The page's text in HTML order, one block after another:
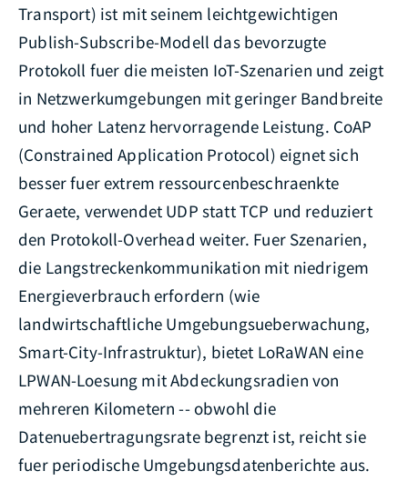
Transport) ist mit seinem leichtgewichtigen
Publish-Subscribe-Modell das bevorzugte
Protokoll fuer die meisten IoT-Szenarien und zeigt
in Netzwerkumgebungen mit geringer Bandbreite
und hoher Latenz hervorragende Leistung. CoAP
(Constrained Application Protocol) eignet sich
besser fuer extrem ressourcenbeschraenkte
Geraete, verwendet UDP statt TCP und reduziert
den Protokoll-Overhead weiter. Fuer Szenarien,
die Langstreckenkommunikation mit niedrigem
Energieverbrauch erfordern (wie
landwirtschaftliche Umgebungsueberwachung,
Smart-City-Infrastruktur), bietet LoRaWAN eine
LPWAN-Loesung mit Abdeckungsradien von
mehreren Kilometern -- obwohl die
Datenuebertragungsrate begrenzt ist, reicht sie
fuer periodische Umgebungsdatenberichte aus.